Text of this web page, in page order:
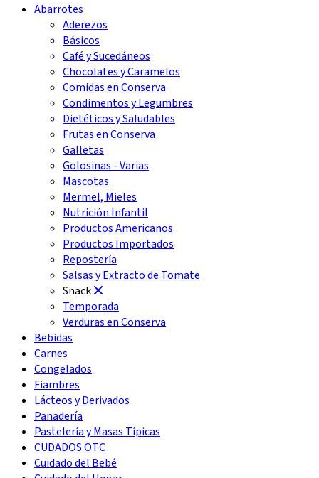
Abarrotes
Aderezos
Básicos
Café y Sucedáneos
Chocolates y Caramelos
Comidas en Conserva
Condimentos y Legumbres
Dietéticos y Saludables
Frutas en Conserva
Galletas
Golosinas - Varias
Mascotas
Mermel, Mieles
Nutrición Infantil
Productos Americanos
Productos Importados
Repostería
Salsas y Extracto de Tomate
Snack
Temporada
Verduras en Conserva
Bebidas
Carnes
Congelados
Fiambres
Lácteos y Derivados
Panadería
Pastelería y Masas Típicas
CUDADOS OTC
Cuidado del Bebé